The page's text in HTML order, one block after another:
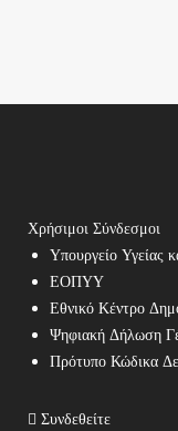
Χρήσιμοι Σύνδεσμοι
Υπουργείο Υγείας
ΕΟΠΥΥ
Εθνικό Κέντρο
Ψηφιακή Δήλωση
Πρότυπο Κώδικα
Συνδεθείτε